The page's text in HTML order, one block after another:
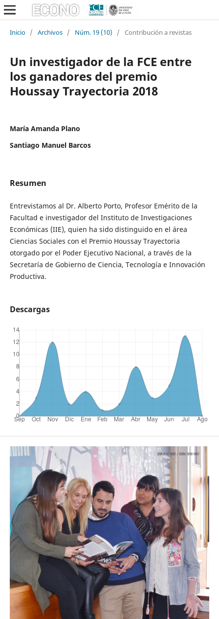
Inicio / Archivos / Núm. 19 (10) / Contribución a revistas
Un investigador de la FCE entre
los ganadores del premio
Houssay Trayectoria 2018
María Amanda Plano
Santiago Manuel Barcos
Resumen
Entrevistamos al Dr. Alberto Porto, Profesor Emérito de la
Facultad e investigador del Instituto de Investigaciones
Económicas (IIE), quien ha sido distinguido en el área
Ciencias Sociales con el Premio Houssay Trayectoria
otorgado por el Poder Ejecutivo Nacional, a través de la
Secretaría de Gobierno de Ciencia, Tecnología e Innovación
Productiva.
Descargas